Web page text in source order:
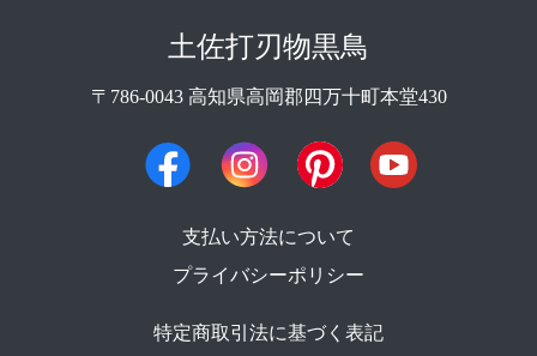
土佐打刃物黒鳥
〒786-0043 高知県高岡郡四万十町本堂430
支払い方法について
プライバシーポリシー
特定商取引法に基づく表記